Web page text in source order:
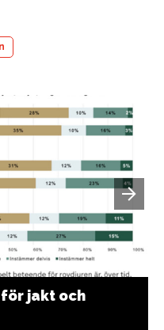
jakt och